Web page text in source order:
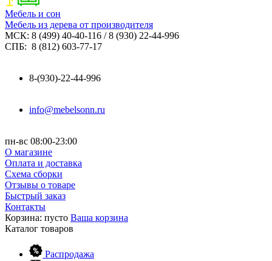
Мебель и сон
Мебель из дерева от производителя
МСК: 8 (499) 40-40-116 / 8 (930) 22-44-996
СПБ: 8 (812) 603-77-17
8-(930)-22-44-996
info@mebelsonn.ru
пн-вс 08:00-23:00
О магазине
Оплата и доставка
Схема сборки
Отзывы о товаре
Быстрый заказ
Контакты
Корзина: пусто Ваша корзина
Каталог товаров
Распродажа